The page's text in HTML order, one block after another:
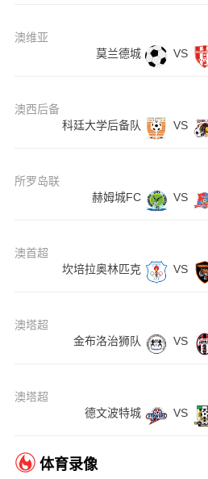
澳维亚
莫兰德城
VS
澳西后备
科廷大学后备队
VS
所罗岛联
赫姆城FC
VS
澳首超
坎培拉奥林匹克
VS
澳塔超
金布洛治狮队
VS
澳塔超
德文波特城
VS
体育录像